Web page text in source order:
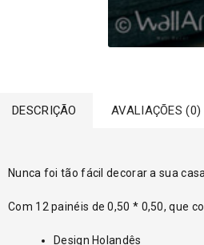
DESCRIÇÃO AVALIAÇÕES (0)
Nunca foi tão fácil decorar a sua
Com 12 painéis de 0,50 * 0,50, que
Design Holandês